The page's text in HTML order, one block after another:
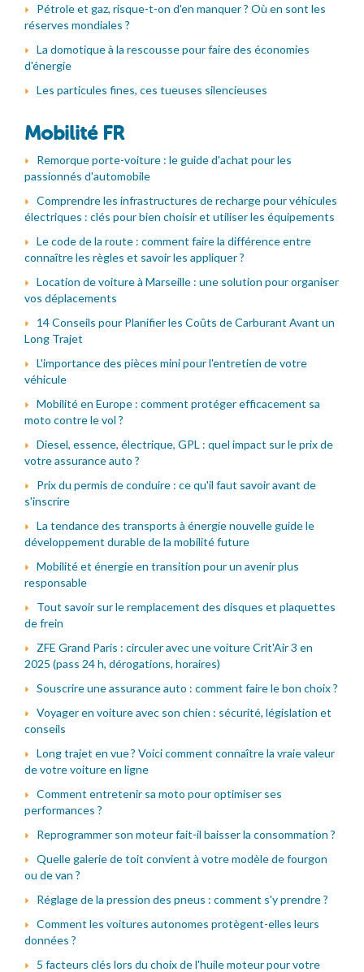
Pétrole et gaz, risque-t-on d'en manquer ? Où en sont les
réserves mondiales ?
La domotique à la rescousse pour faire des économies
d'énergie
Les particules fines, ces tueuses silencieuses
Mobilité FR
Remorque porte-voiture : le guide d'achat pour les
passionnés d'automobile
Comprendre les infrastructures de recharge pour véhicules
électriques : clés pour bien choisir et utiliser les équipements
Le code de la route : comment faire la différence entre
connaître les règles et savoir les appliquer ?
Location de voiture à Marseille : une solution pour organiser
vos déplacements
14 Conseils pour Planifier les Coûts de Carburant Avant un
Long Trajet
L'importance des pièces mini pour l'entretien de votre
véhicule
Mobilité en Europe : comment protéger efficacement sa
moto contre le vol ?
Diesel, essence, électrique, GPL : quel impact sur le prix de
votre assurance auto ?
Prix du permis de conduire : ce qu'il faut savoir avant de
s'inscrire
La tendance des transports à énergie nouvelle guide le
développement durable de la mobilité future
Mobilité et énergie en transition pour un avenir plus
responsable
Tout savoir sur le remplacement des disques et plaquettes
de frein
ZFE Grand Paris : circuler avec une voiture Crit'Air 3 en
2025 (pass 24 h, dérogations, horaires)
Souscrire une assurance auto : comment faire le bon choix ?
Voyager en voiture avec son chien : sécurité, législation et
conseils
Long trajet en vue ? Voici comment connaître la vraie valeur
de votre voiture en ligne
Comment entretenir sa moto pour optimiser ses
performances ?
Reprogrammer son moteur fait-il baisser la consommation ?
Quelle galerie de toit convient à votre modèle de fourgon
ou de van ?
Réglage de la pression des pneus : comment s'y prendre ?
Comment les voitures autonomes protègent-elles leurs
données ?
5 facteurs clés lors du choix de l'huile moteur pour votre